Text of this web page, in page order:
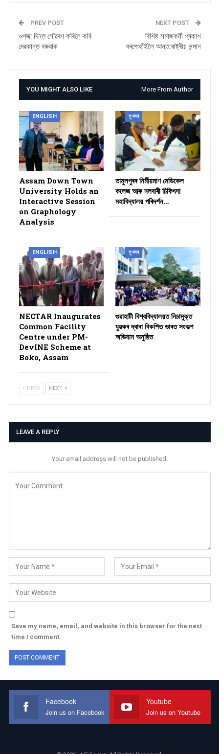
PREV POST
ওপজা দিনত সোঁৱৰণ কৰিলে কবি
দেৱকান্ত বৰুৱাক
NEXT POST
বিশিষ্ট সমাজকৰ্মী প্ৰকাশ
বৰগোহাঁইলৈ আন্ত:ৰাষ্ট্ৰীয় সন্মান
YOU MIGHT ALSO LIKE More From Author
ENGLISH
Assam Down Town
University Holds an
Interactive Session
on Graphology
Analysis
সুখবৰ
তামুলপুৰৰ নিৰ্মীয়মাণ মেডিকেল
কলেজ আৰু নলবাৰী চিকিৎসা
মহাবিদ্যালয় পৰিদৰ্শন…
ENGLISH
NECTAR Inaugurates
Common Facility
Centre under PM-
DevINE Scheme at
Boko, Assam
সুখবৰ
গুৱাহাটী বিশ্ববিদ্যালয়ত নিচামুক্ত
যুৱকৰ দ্বাৰা বিকশিত ভাৰত সংকল্প
অভিযান অনুষ্ঠিত
PREV NEXT
LEAVE A REPLY
Your email address will not be published.
Save my name, email, and website in this browser for the next
time I comment.
Facebook
Join us on Facebook
Youtube
Join us on Youtube